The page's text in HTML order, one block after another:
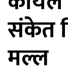
संकेत
मल्ल